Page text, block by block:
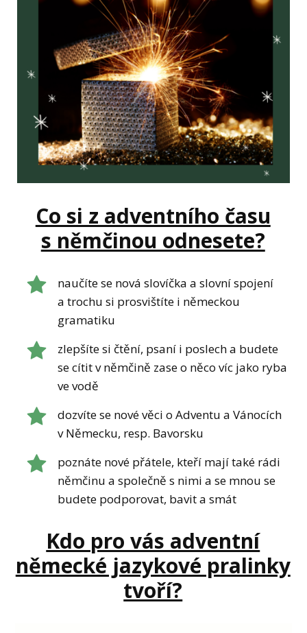
Co si z adventního času
s němčinou odnesete?
naučíte se nová slovíčka a slovní spojení
a trochu si prosvištíte i německou
gramatiku
zlepšíte si čtění, psaní i poslech a budete
se cítit v němčině zase o něco víc jako ryba
ve vodě
dozvíte se nové věci o Adventu a Vánocích
v Německu, resp. Bavorsku
poznáte nové přátele, kteří mají také rádi
němčinu a společně s nimi a se mnou se
budete podporovat, bavit a smát
Kdo pro vás adventní
německé jazykové pralinky
tvoří?